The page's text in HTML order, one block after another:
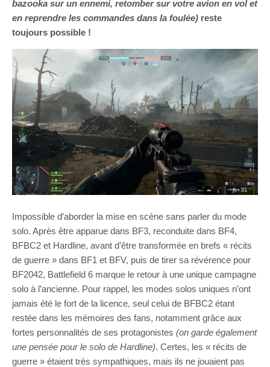
bazooka sur un ennemi, retomber sur votre avion en vol et
en reprendre les commandes dans la foulée) reste
toujours possible !
Impossible d’aborder la mise en scène sans parler du mode
solo. Après être apparue dans BF3, reconduite dans BF4,
BFBC2 et Hardline, avant d’être transformée en brefs « récits
de guerre » dans BF1 et BFV, puis de tirer sa révérence pour
BF2042, Battlefield 6 marque le retour à une unique campagne
solo à l’ancienne. Pour rappel, les modes solos uniques n’ont
jamais été le fort de la licence, seul celui de BFBC2 étant
restée dans les mémoires des fans, notamment grâce aux
fortes personnalités de ses protagonistes (on garde également
une pensée pour le solo de Hardline). Certes, les « récits de
guerre » étaient très sympathiques, mais ils ne jouaient pas